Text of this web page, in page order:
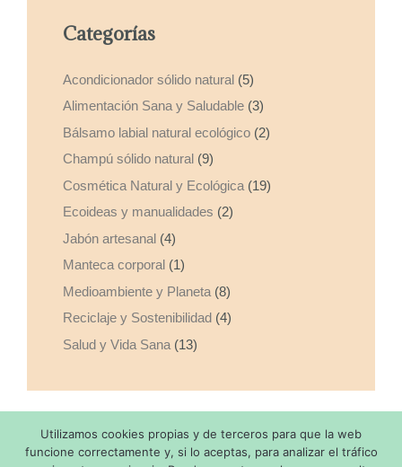
Categorías
Acondicionador sólido natural (5)
Alimentación Sana y Saludable (3)
Bálsamo labial natural ecológico (2)
Champú sólido natural (9)
Cosmética Natural y Ecológica (19)
Ecoideas y manualidades (2)
Jabón artesanal (4)
Manteca corporal (1)
Medioambiente y Planeta (8)
Reciclaje y Sostenibilidad (4)
Salud y Vida Sana (13)
Copyright © 2026 Made with
by SaponediValeria - Todos los
Utilizamos cookies propias y de terceros para que la web
funcione correctamente y, si lo aceptas, para analizar el tráfico